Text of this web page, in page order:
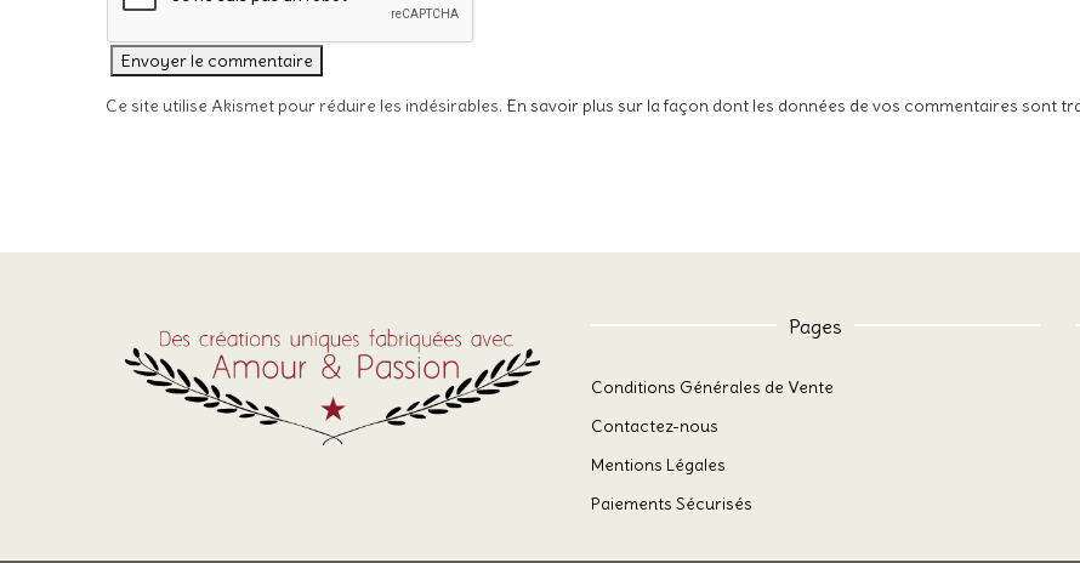
Ce site utilise Akismet pour réduire les indésirables. En savoir plus sur la façon dont les données de vos commentaires sont
Pages
Conditions Générales de Vente
Contactez-nous
Mentions Légales
Paiements Sécurisés